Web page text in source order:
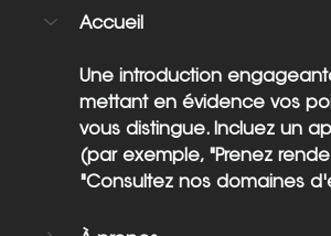
Accueil
Une introduction
mettant en évidence vos
vous distingue. Incluez un
(par exemple, "Prenez
"Consultez nos domaines